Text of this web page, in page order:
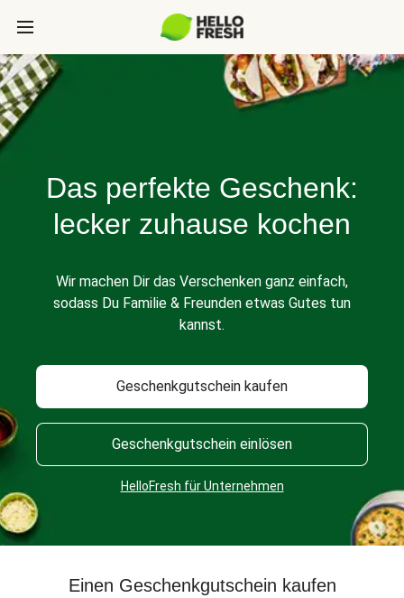
Das perfekte Geschenk:
lecker zuhause kochen
Wir machen Dir das Verschenken ganz einfach,
sodass Du Familie & Freunden etwas Gutes tun
kannst.
Geschenkgutschein kaufen
Geschenkgutschein einlösen
HelloFresh für Unternehmen
Einen Geschenkgutschein kaufen